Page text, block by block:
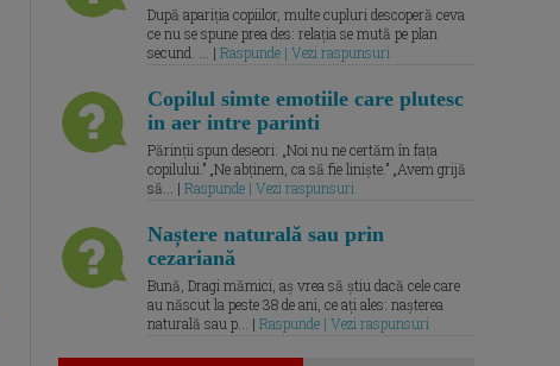
După apariția copiilor, multe cupluri descoperă ceva
ce nu se spune prea des: relația se mută pe plan
secund. ... | Raspunde | Vezi raspunsuri
Copilul simte emotiile care plutesc
in aer intre parinti
Părinții spun deseori: „Noi nu ne certăm în fața
copilului.” „Ne abținem, ca să fie liniște.” „Avem grijă
să... | Raspunde | Vezi raspunsuri
Naștere naturală sau prin
cezariană
Bună, Dragi mămici, aș vrea să știu dacă cele care
au născut la peste 38 de ani, ce ați ales: nașterea
naturală sau p... | Raspunde | Vezi raspunsuri